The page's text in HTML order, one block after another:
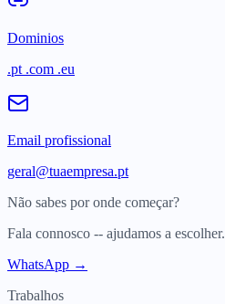
Dominios
.pt .com .eu
Email profissional
geral@tuaempresa.pt
Não sabes por onde começar?
Fala connosco -- ajudamos a escolher.
WhatsApp →
Trabalhos